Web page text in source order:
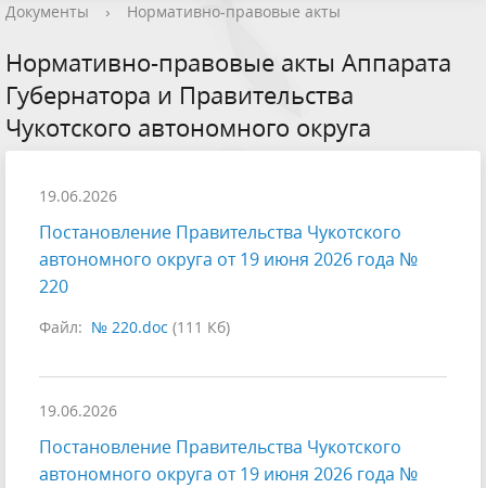
Документы › Нормативно-правовые акты
Нормативно-правовые акты Аппарата
Губернатора и Правительства
Чукотского автономного округа
19.06.2026
Постановление Правительства Чукотского
автономного округа от 19 июня 2026 года №
220
Файл: № 220.doc (111 Кб)
19.06.2026
Постановление Правительства Чукотского
автономного округа от 19 июня 2026 года №